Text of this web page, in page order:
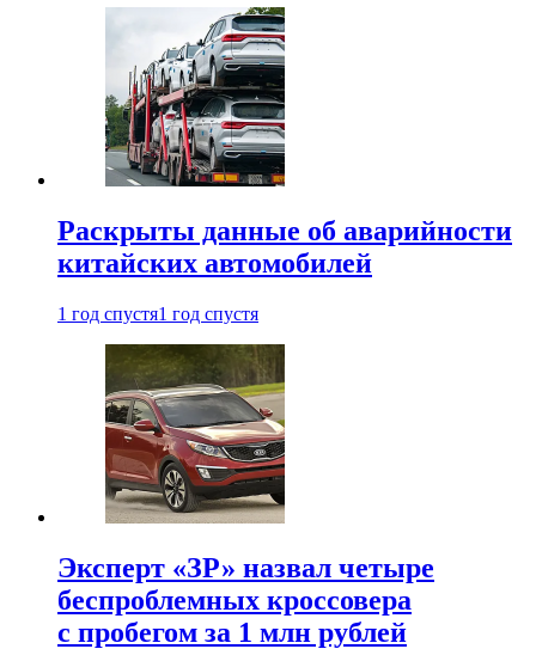
Раскрыты данные об аварийности
китайских автомобилей
1 год спустя1 год спустя
Эксперт «ЗР» назвал четыре
беспроблемных кроссовера
с пробегом за 1 млн рублей